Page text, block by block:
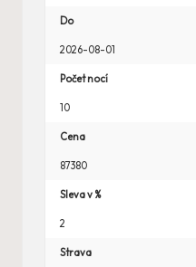
Do
2026-08-01
Počet nocí
10
Cena
87380
Sleva v %
2
Strava